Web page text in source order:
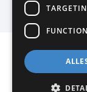
Facebook
Instagram
KMP
GENOEMDE
Montagekosten
worden
voorbehouden. Lees